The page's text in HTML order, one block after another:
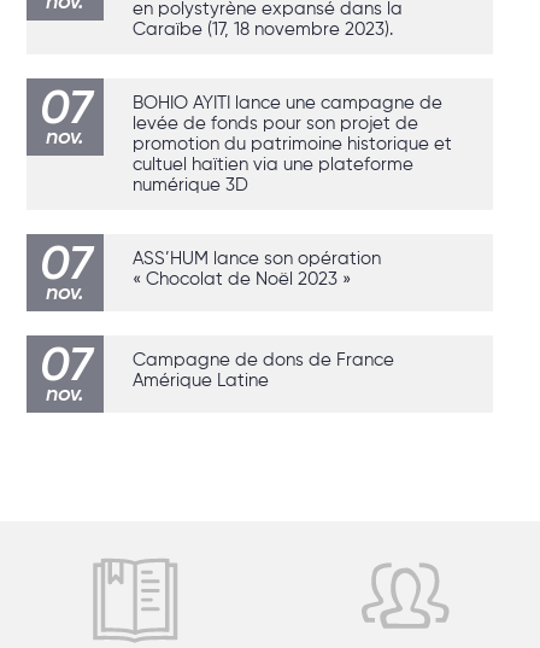
en polystyrène expansé dans la
Caraïbe (17, 18 novembre 2023).
07
nov.
BOHIO AYITI lance une campagne de
levée de fonds pour son projet de
promotion du patrimoine historique et
cultuel haïtien via une plateforme
numérique 3D
07
nov.
ASS’HUM lance son opération
« Chocolat de Noël 2023 »
07
nov.
Campagne de dons de France
Amérique Latine